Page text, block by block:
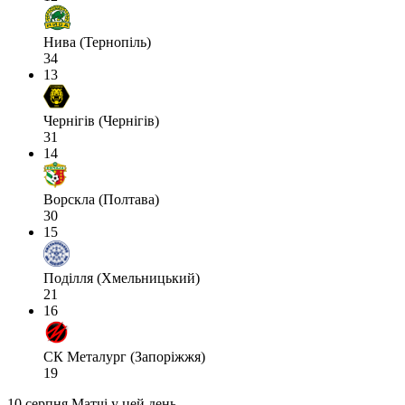
Нива (Тернопіль)
34
13
Чернігів (Чернігів)
31
14
Ворскла (Полтава)
30
15
Поділля (Хмельницький)
21
16
СК Металург (Запоріжжя)
19